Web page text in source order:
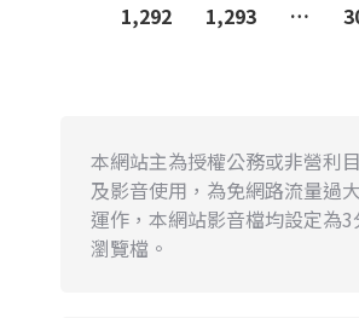
1,292
1,293 …
本網站主為授權公務或非營利
及影音使用，為免網路流量過
運作，本網站影音檔均設定為
瀏覽檔。